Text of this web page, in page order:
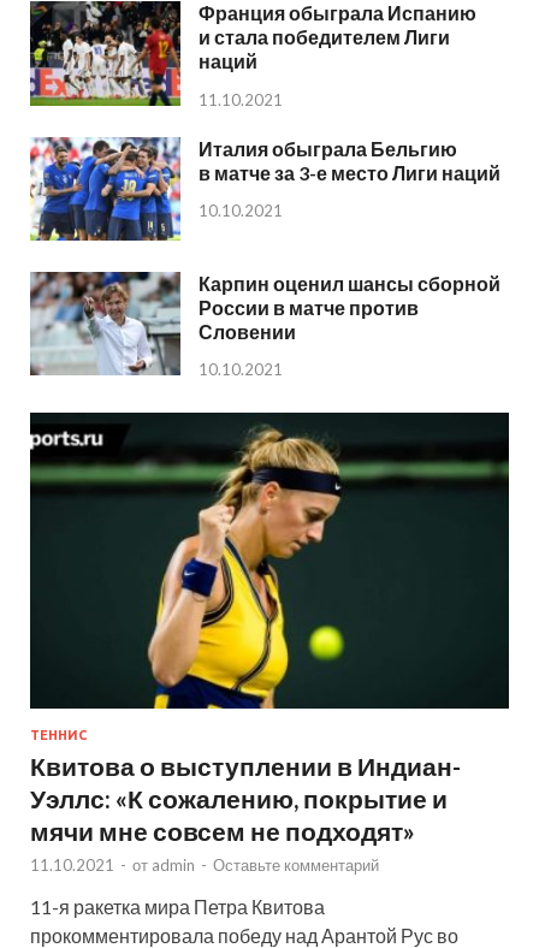
Франция обыграла Испанию
и стала победителем Лиги
наций
11.10.2021
Италия обыграла Бельгию
в матче за 3-е место Лиги наций
10.10.2021
Карпин оценил шансы сборной
России в матче против
Словении
10.10.2021
ТЕННИС
Квитова о выступлении в Индиан-
Уэллс: «К сожалению, покрытие и
мячи мне совсем не подходят»
11.10.2021 - от admin - Оставьте комментарий
11-я ракетка мира Петра Квитова
прокомментировала победу над Арантой Рус во